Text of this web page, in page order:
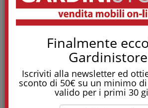
Finalmente
Iscriviti alla newsletter ed
sconto di 50€ su un minimo
valido per i primi 30
Iscrizione alla
I campi contrassegnati con (*) sono